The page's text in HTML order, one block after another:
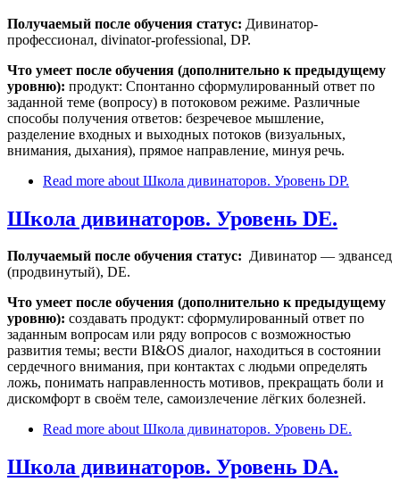
Получаемый после обучения статус: Дивинатор-
профессионал, divinator-professional, DP.
Что умеет после обучения (дополнительно к предыдущему
уровню): продукт: Спонтанно сформулированный ответ по
заданной теме (вопросу) в потоковом режиме. Различные
способы получения ответов: безречевое мышление,
разделение входных и выходных потоков (визуальных,
внимания, дыхания), прямое направление, минуя речь.
Read more about Школа дивинаторов. Уровень DP.
Школа дивинаторов. Уровень DE.
Получаемый после обучения статус: Дивинатор — эдвансед
(продвинутый), DE.
Что умеет после обучения (дополнительно к предыдущему
уровню): создавать продукт: сформулированный ответ по
заданным вопросам или ряду вопросов с возможностью
развития темы; вести BI&OS диалог, находиться в состоянии
сердечного внимания, при контактах с людьми определять
ложь, понимать направленность мотивов, прекращать боли и
дискомфорт в своём теле, самоизлечение лёгких болезней.
Read more about Школа дивинаторов. Уровень DE.
Школа дивинаторов. Уровень DA.